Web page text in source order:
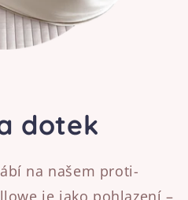
dotek
na našem proti-